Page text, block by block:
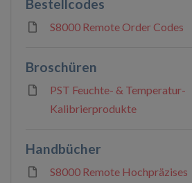
Bestellcodes
S8000 Remote Order Codes
Broschüren
PST Feuchte- & Temperatur-
Kalibrierprodukte
Handbücher
S8000 Remote Hochpräzises